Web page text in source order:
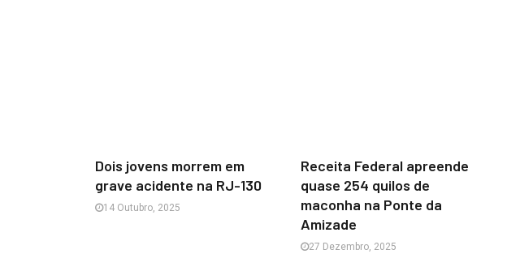
Dois jovens morrem em
grave acidente na RJ-130
14 Outubro, 2025
Receita Federal apreende
quase 254 quilos de
maconha na Ponte da
Amizade
27 Dezembro, 2025